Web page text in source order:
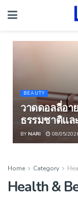
BEAUTY
วาดดอลลี่อา
ธรรมชาติแล
BY NARI 08/05/
Home Category
Health &